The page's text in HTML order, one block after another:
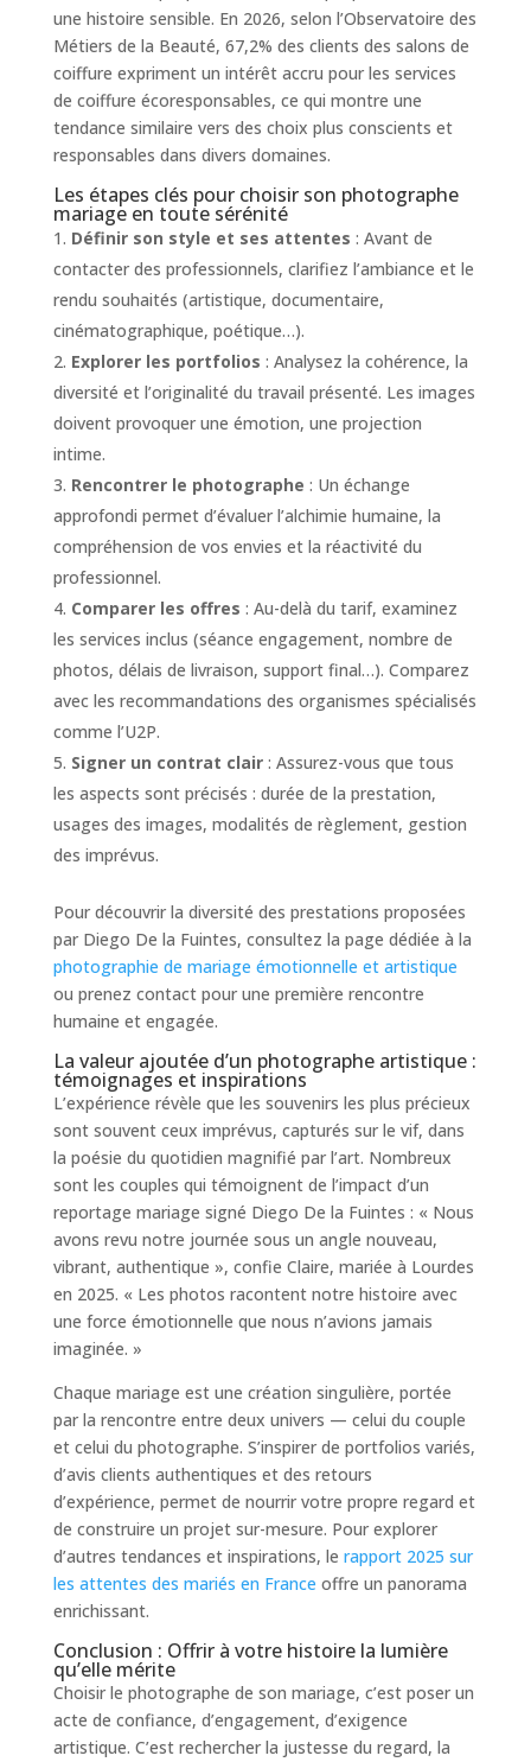
une histoire sensible. En 2026, selon l’Observatoire des
Métiers de la Beauté, 67,2% des clients des salons de
coiffure expriment un intérêt accru pour les services
de coiffure écoresponsables, ce qui montre une
tendance similaire vers des choix plus conscients et
responsables dans divers domaines.
Les étapes clés pour choisir son photographe
mariage en toute sérénité
Définir son style et ses attentes : Avant de
contacter des professionnels, clarifiez l’ambiance et le
rendu souhaités (artistique, documentaire,
cinématographique, poétique…).
Explorer les portfolios : Analysez la cohérence, la
diversité et l’originalité du travail présenté. Les images
doivent provoquer une émotion, une projection
intime.
Rencontrer le photographe : Un échange
approfondi permet d’évaluer l’alchimie humaine, la
compréhension de vos envies et la réactivité du
professionnel.
Comparer les offres : Au-delà du tarif, examinez
les services inclus (séance engagement, nombre de
photos, délais de livraison, support final…). Comparez
avec les recommandations des organismes spécialisés
comme l’U2P.
Signer un contrat clair: Assurez-vous que tous
les aspects sont précisés : durée de la prestation,
usages des images, modalités de règlement, gestion
des imprévus.
Pour découvrir la diversité des prestations proposées
par Diego De la Fuintes, consultez la page dédiée à la
photographie de mariage émotionnelle et artistique
ou prenez contact pour une première rencontre
humaine et engagée.
La valeur ajoutée d’un photographe artistique :
témoignages et inspirations
L’expérience révèle que les souvenirs les plus précieux
sont souvent ceux imprévus, capturés sur le vif, dans
la poésie du quotidien magnifié par l’art. Nombreux
sont les couples qui témoignent de l’impact d’un
reportage mariage signé Diego De la Fuintes : « Nous
avons revu notre journée sous un angle nouveau,
vibrant, authentique », confie Claire, mariée à Lourdes
en 2025. « Les photos racontent notre histoire avec
une force émotionnelle que nous n’avions jamais
imaginée. »
Chaque mariage est une création singulière, portée
par la rencontre entre deux univers — celui du couple
et celui du photographe. S’inspirer de portfolios variés,
d’avis clients authentiques et des retours
d’expérience, permet de nourrir votre propre regard et
de construire un projet sur-mesure. Pour explorer
d’autres tendances et inspirations, le rapport 2025 sur
les attentes des mariés en France offre un panorama
enrichissant.
Conclusion : Offrir à votre histoire la lumière
qu’elle mérite
Choisir le photographe de son mariage, c’est poser un
acte de confiance, d’engagement, d’exigence
artistique. C’est rechercher la justesse du regard, la